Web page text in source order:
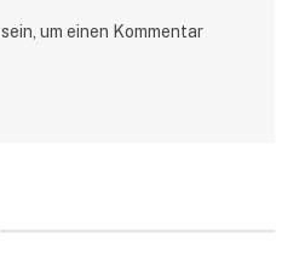
sein, um einen Kommentar